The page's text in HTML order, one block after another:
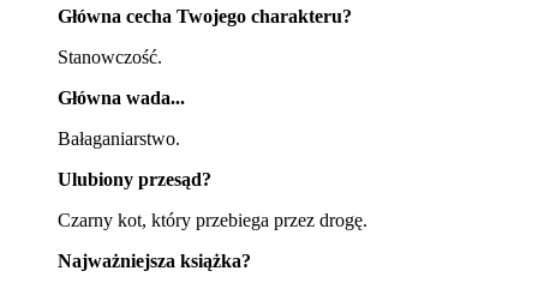
Główna cecha Twojego charakteru?
Stanowczość.
Główna wada...
Bałaganiarstwo.
Ulubiony przesąd?
Czarny kot, który przebiega przez drogę.
Najważniejsza książka?